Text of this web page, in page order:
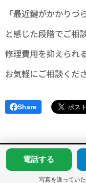
電話する
写真を送ってい
「最近鍵がかかりづ
と感じた段階でご相
修理費用を抑えられ
お気軽にご相談くだ
Share